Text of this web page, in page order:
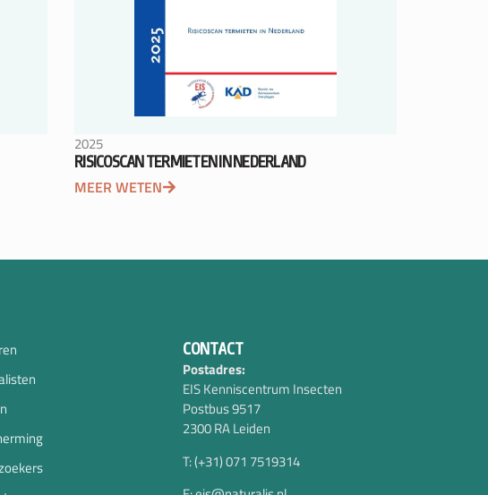
2025
RISICOSCAN TERMIETEN IN NEDERLAND
MEER WETEN
CONTACT
Postadres:
EIS Kenniscentrum Insecten
Postbus 9517
2300 RA Leiden
T: (+31) 071 7519314